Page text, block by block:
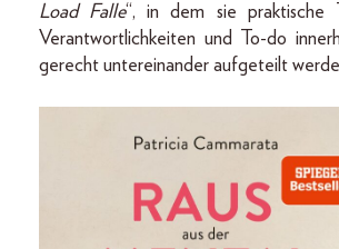
Load Falle“, in dem sie praktische
Verantwortlichkeiten und To-do
gerecht untereinander aufgeteilt